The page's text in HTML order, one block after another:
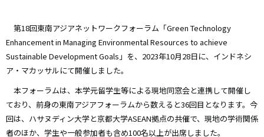
第18回東南アジアネットワークフォーラム「Green Technology
Enhancement in Managing Environmental Resources to achieve
Sustainable Development Goals」を、2023年10月28日に、インドネシ
ア・マカッサルにて開催しました。
本フォーラムは、本学元留学生等による現地同窓会と連携して開催し
ており、前身の東南アジアフォーラムから数えると36回目となります。今
回は、ハサヌディン大学と京都大学ASEAN拠点の共催で、現地の学術関係
者のほか、学生や一般参加者も含め100名以上が出席しました。